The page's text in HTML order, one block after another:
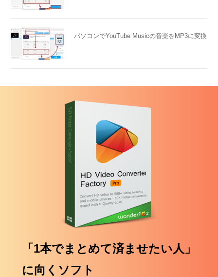
パソコンでYouTube Musicの音楽をMP3に変換
「1本でまとめて済ませたい人」
に向くソフト